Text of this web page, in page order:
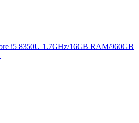
i5 8350U 1.7GHz/16GB RAM/960GB